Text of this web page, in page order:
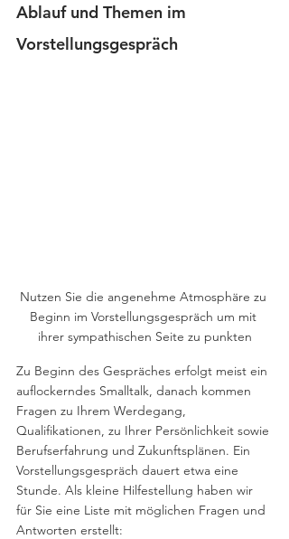
Ablauf und Themen im
Vorstellungsgespräch
Nutzen Sie die angenehme Atmosphäre zu
Beginn im Vorstellungsgespräch um mit
ihrer sympathischen Seite zu punkten
Zu Beginn des Gespräches erfolgt meist ein
auflockerndes Smalltalk, danach kommen
Fragen zu Ihrem Werdegang,
Qualifikationen, zu Ihrer Persönlichkeit sowie
Berufserfahrung und Zukunftsplänen. Ein
Vorstellungsgespräch dauert etwa eine
Stunde. Als kleine Hilfestellung haben wir
für Sie eine Liste mit möglichen Fragen und
Antworten erstellt: